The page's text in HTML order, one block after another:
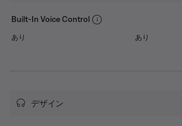
Built-In Voice Control
あり
デザイン
あり